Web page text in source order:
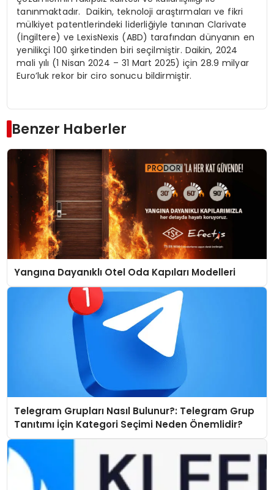
tanınmaktadır. Daikin, teknoloji araştırmaları ve fikri
mülkiyet patentlerindeki liderliğiyle tanınan Clarivate
(İngiltere) ve LexisNexis (ABD) tarafından dünyanın en
yenilikçi 100 şirketinden biri seçilmiştir. Daikin, 2024
mali yılı (1 Nisan 2024 – 31 Mart 2025) için 28.9 milyar
Euro’luk rekor bir ciro sonucu bildirmiştir.
Benzer Haberler
Yangına Dayanıklı Otel Oda Kapıları Modelleri
Telegram Grupları Nasıl Bulunur?: Telegram Grup
Tanıtımı İçin Kategori Seçimi Neden Önemlidir?